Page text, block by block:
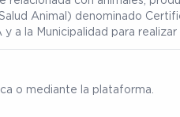
Animal) denominado
a la Municipalidad para
o mediante la plataforma.